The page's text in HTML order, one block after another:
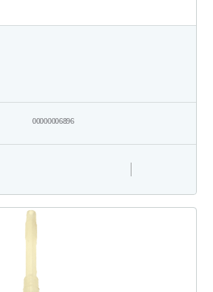
00000006896